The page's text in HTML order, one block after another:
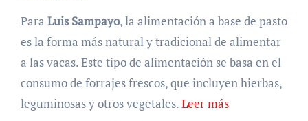
Para Luis Sampayo, la alimentación a base de pasto
es la forma más natural y tradicional de alimentar
a las vacas. Este tipo de alimentación se basa en el
consumo de forrajes frescos, que incluyen hierbas,
leguminosas y otros vegetales.Leer más